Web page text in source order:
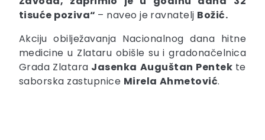
tisuće poziva“ – naveo je ravnatelj Božić.
Akciju obilježavanja Nacionalnog dana hitne
medicine u Zlataru obišle su i gradonačelnica
Grada Zlatara Jasenka Auguštan Pentek te
saborska zastupnice Mirela Ahmetović.